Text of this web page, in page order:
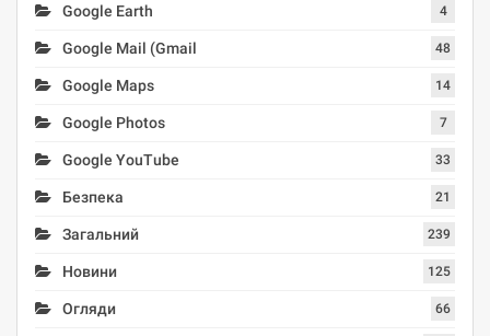
Google Earth 4
Google Mail (Gmail 48
Google Maps 14
Google Photos 7
Google YouTube 33
Безпека 21
Загальний 239
Новини 125
Огляди 66